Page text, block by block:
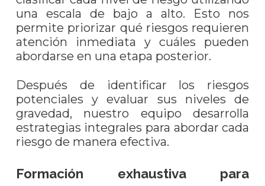
una escala de bajo a alto. Esto nos
permite priorizar qué riesgos requieren
atención inmediata y cuáles pueden
abordarse en una etapa posterior.
Después de identificar los riesgos
potenciales y evaluar sus niveles de
gravedad, nuestro equipo desarrolla
estrategias integrales para abordar cada
riesgo de manera efectiva.
Formación exhaustiva para